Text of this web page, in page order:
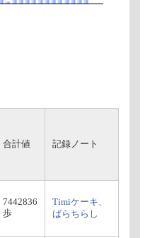
合計値 記録ノート
7442836
歩
Timiケーキ、
ばらちらし